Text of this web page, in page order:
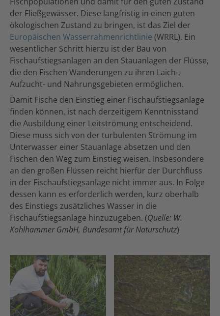
der Fließgewässer. Diese langfristig in einen guten
ökologischen Zustand zu bringen, ist das Ziel der
Europäischen Wasserrahmenrichtlinie (WRRL). Ein
wesentlicher Schritt hierzu ist der Bau von
Fischaufstiegsanlagen an den Stauanlagen der Flüsse,
die den Fischen Wanderungen zu ihren Laich-,
Aufzucht- und Nahrungsgebieten ermöglichen.
Damit Fische den Einstieg einer Fischaufstiegsanlage
finden können, ist nach derzeitigem Kenntnisstand
die Ausbildung einer Leitströmung entscheidend.
Diese muss sich von der turbulenten Strömung im
Unterwasser einer Stauanlage absetzen und den
Fischen den Weg zum Einstieg weisen. Insbesondere
an den großen Flüssen reicht hierfür der Durchfluss
in der Fischaufstiegsanlage nicht immer aus. In Folge
dessen kann es erforderlich werden, kurz oberhalb
des Einstiegs zusätzliches Wasser in die
Fischaufstiegsanlage hinzuzugeben. (Quelle: W.
Kohlhammer GmbH, Bundesamt für Naturschutz)